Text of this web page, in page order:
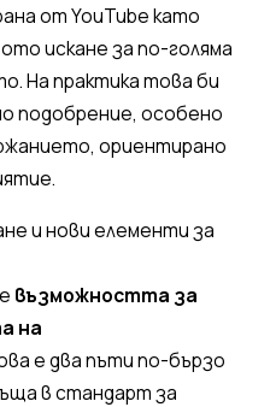
от YouTube като
искане за по-голяма
На практика това би
подобрение, особено
ориентирано
и нови елементи за
възможността за
на
е два пъти по-бързо
в стандарт за